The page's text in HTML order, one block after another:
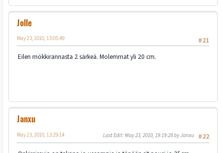
Jolle
#21
May 23, 2010, 13:05:49
Eilen mökkirannasta 2 särkeä. Molemmat yli 20 cm.
Janxu
#22
May 23, 2010, 13:29:14 Last Edit: May 23, 2010, 19:19:28 by Janxu